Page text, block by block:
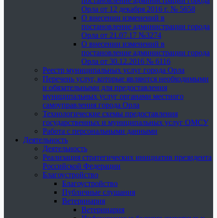
Орла от 12 декабря 2016 г. № 5658
О внесении изменений в
постановление администрации города
Орла от 21.07.17 №3274
О внесении изменений в
постановление администрации города
Орла от 30.12.2016 № 6116
Реестр муниципальных услуг города Орла
Перечень услуг, которые являются необходимыми
и обязательными для предоставления
муниципальных услуг органами местного
самоуправления города Орла
Технологические схемы предоставления
государственных и муниципальных услуг ОМСУ
Работа с персональными данными
Деятельность
Деятельность
Реализация стратегических инициатив президента
Российской Федерации
Благоустройство
Благоустройство
Публичные слушания
Ветеринария
Ветеринария